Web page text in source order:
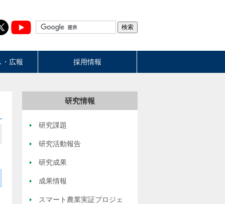
広報 採用情報
研究情報
研究課題
研究活動報告
研究成果
成果情報
スマート農業実証プロジェ